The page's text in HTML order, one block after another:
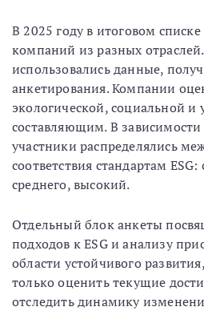
В 2025 году в итоговом
компаний из разных
использовались данные,
анкетирования. Компании
экологической, социальной и
составляющим. В
участники распределялись
соответствия стандартам
среднего, высокий.
Отдельный блок анкеты
подходов к ESG и анализу
области устойчивого
только оценить текущие
отследить динамику